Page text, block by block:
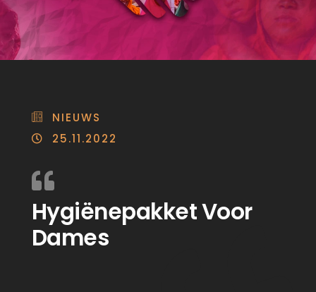
NIEUWS
25.11.2022
Hygiënepakket Voor
Dames